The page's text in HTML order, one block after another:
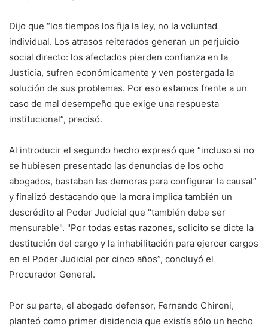
Dijo que “los tiempos los fija la ley, no la voluntad
individual. Los atrasos reiterados generan un perjuicio
social directo: los afectados pierden confianza en la
Justicia, sufren económicamente y ven postergada la
solución de sus problemas. Por eso estamos frente a un
caso de mal desempeño que exige una respuesta
institucional”, precisó.
Al introducir el segundo hecho expresó que “incluso si no
se hubiesen presentado las denuncias de los ocho
abogados, bastaban las demoras para configurar la causal”
y finalizó destacando que la mora implica también un
descrédito al Poder Judicial que "también debe ser
mensurable". "Por todas estas razones, solicito se dicte la
destitución del cargo y la inhabilitación para ejercer cargos
en el Poder Judicial por cinco años”, concluyó el
Procurador General.
Por su parte, el abogado defensor, Fernando Chironi,
planteó como primer disidencia que existía sólo un hecho